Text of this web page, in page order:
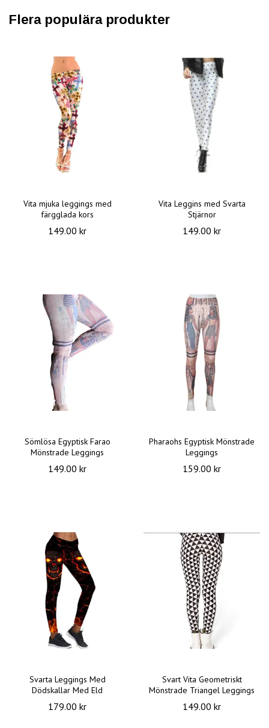
Flera populära produkter
Vita mjuka leggings med
färgglada kors
149.00 kr
Vita Leggins med Svarta
Stjärnor
149.00 kr
Sömlösa Egyptisk Farao
Mönstrade Leggings
149.00 kr
Pharaohs Egyptisk Mönstrade
Leggings
159.00 kr
Svarta Leggings Med
Dödskallar Med Eld
179.00 kr
Svart Vita Geometriskt
Mönstrade Triangel Leggings
149.00 kr